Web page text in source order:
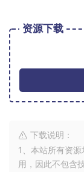
资源下载
下载说明：
1、本站所有资
用，因此不包含